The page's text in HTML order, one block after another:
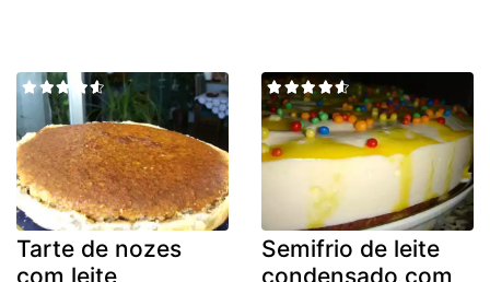
Tarte de nozes
com leite
Semifrio de leite
condensado com